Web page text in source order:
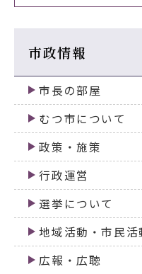
市政情報
市長の部屋
むつ市について
政策・施策
行政運営
選挙について
地域活動・市民活
広報・広聴